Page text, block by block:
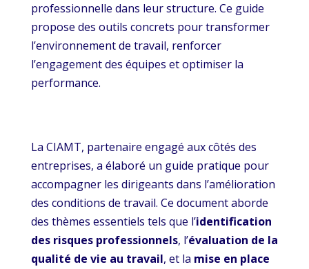
professionnelle dans leur structure. Ce guide
propose des outils concrets pour transformer
l’environnement de travail, renforcer
l’engagement des équipes et optimiser la
performance.
La CIAMT, partenaire engagé aux côtés des
entreprises, a élaboré un guide pratique pour
accompagner les dirigeants dans l’amélioration
des conditions de travail. Ce document aborde
des thèmes essentiels tels que l’identification
des risques professionnels, l’évaluation de la
qualité de vie au travail, et la mise en place